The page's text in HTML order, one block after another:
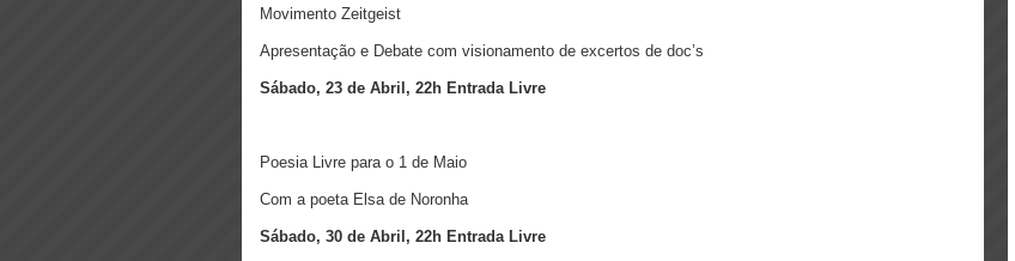
Movimento Zeitgeist
Apresentação e Debate com visionamento de excertos de doc’s
Sábado, 23 de Abril, 22h Entrada Livre
Poesia Livre para o 1 de Maio
Com a poeta Elsa de Noronha
Sábado, 30 de Abril, 22h Entrada Livre